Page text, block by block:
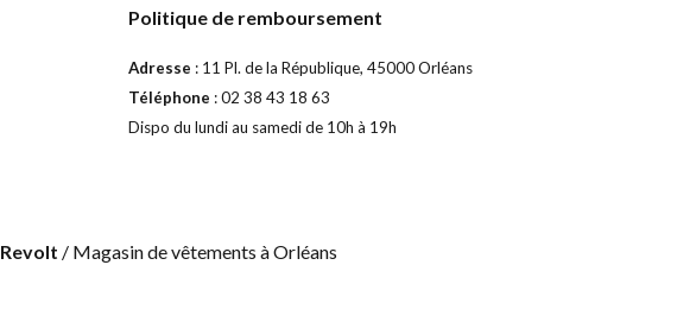
Politique de remboursement
Adresse : 11 Pl. de la République, 45000 Orléans
Téléphone : 02 38 43 18 63
Dispo du lundi au samedi de 10h à 19h
Revolt / Magasin de vêtements à Orléans